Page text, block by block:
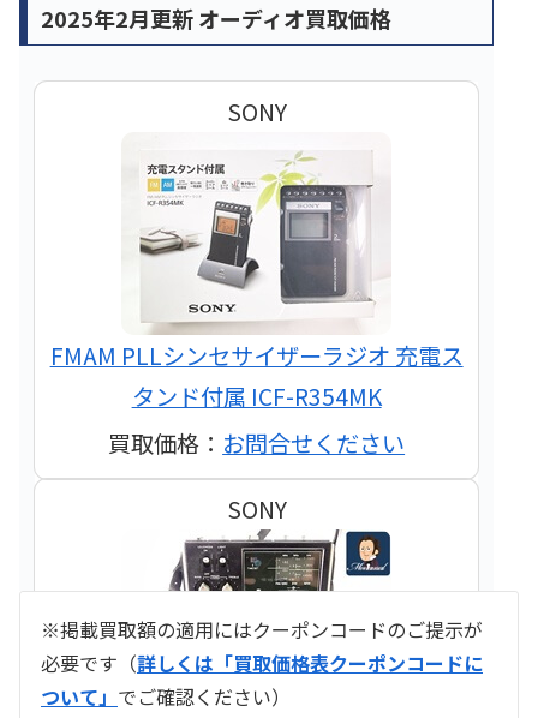
2025年2月更新 オーディオ買取価格
SONY
FMAM PLLシンセサイザーラジオ 充電ス
タンド付属 ICF-R354MK
買取価格： お問合せください
SONY
※掲載買取額の適用にはクーポンコードのご提示が
必要です（詳しくは「買取価格表クーポンコードに
ついて」 でご確認ください）